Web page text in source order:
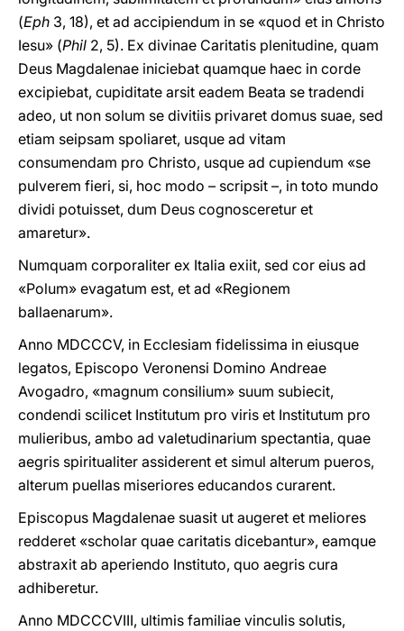
(Eph 3, 18), et ad accipiendum in se «quod et in Christo
Iesu» (Phil 2, 5). Ex divinae Caritatis plenitudine, quam
Deus Magdalenae iniciebat quamque haec in corde
excipiebat, cupiditate arsit eadem Beata se tradendi
adeo, ut non solum se divitiis privaret domus suae, sed
etiam seipsam spoliaret, usque ad vitam
consumendam pro Christo, usque ad cupiendum «se
pulverem fieri, si, hoc modo – scripsit –, in toto mundo
dividi potuisset, dum Deus cognosceretur et
amaretur».
Numquam corporaliter ex Italia exiit, sed cor eius ad
«Polum» evagatum est, et ad «Regionem
ballaenarum».
Anno MDCCCV, in Ecclesiam fidelissima in eiusque
legatos, Episcopo Veronensi Domino Andreae
Avogadro, «magnum consilium» suum subiecit,
condendi scilicet Institutum pro viris et Institutum pro
mulieribus, ambo ad valetudinarium spectantia, quae
aegris spiritualiter assiderent et simul alterum pueros,
alterum puellas miseriores educandos curarent.
Episcopus Magdalenae suasit ut augeret et meliores
redderet «scholar quae caritatis dicebantur», eamque
abstraxit ab aperiendo Instituto, quo aegris cura
adhiberetur.
Anno MDCCCVIII, ultimis familiae vinculis solutis,